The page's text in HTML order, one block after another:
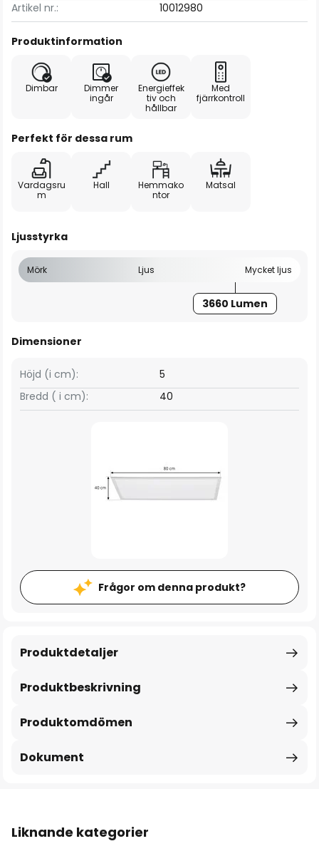
Artikel nr.:
10012980
Produktinformation
Dimbar
Dimmer
ingår
Energieffek
tiv och
hållbar
Med
fjärrkontroll
Perfekt för dessa rum
Vardagsru
m
Hall
Hemmako
ntor
Matsal
Ljusstyrka
Mörk Ljus Mycket ljus
3660 Lumen
Dimensioner
Bredd ( i cm): 40
Höjd (i cm): 5
Frågor om denna produkt?
Produktbeskrivning
Produktdetaljer
Produktomdömen
Dokument
Liknande kategorier